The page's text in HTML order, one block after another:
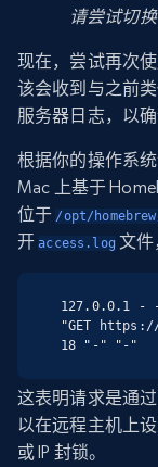
请尝试切
现在，尝试再次使
该会收到与之前
服务器日志，以
根据你的操作系
Mac 上基于
位于 /opt/
开access.log文件
127.0.0.1 - -
"GET
18 "-" "-"
这表明请求是通
以在远程主机上
或 IP 封锁。